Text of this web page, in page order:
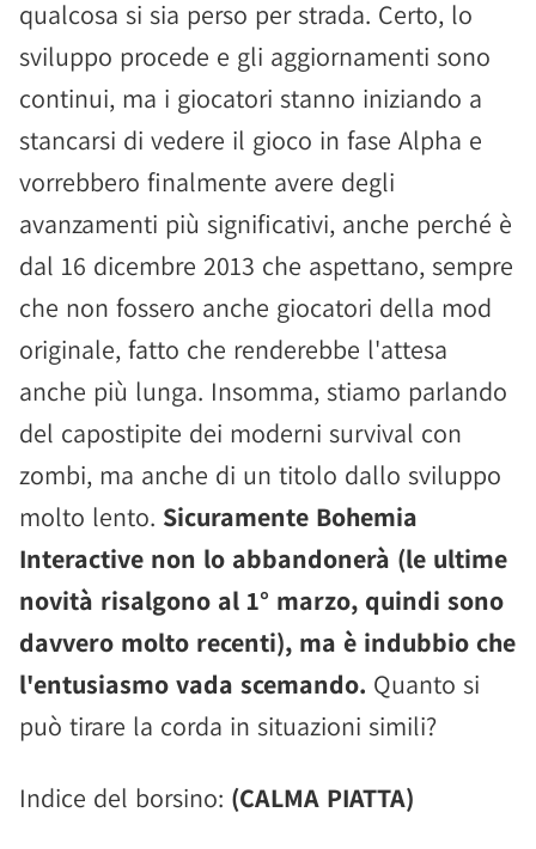
qualcosa si sia perso per strada. Certo, lo
sviluppo procede e gli aggiornamenti sono
continui, ma i giocatori stanno iniziando a
stancarsi di vedere il gioco in fase Alpha e
vorrebbero finalmente avere degli
avanzamenti più significativi, anche perché è
dal 16 dicembre 2013 che aspettano, sempre
che non fossero anche giocatori della mod
originale, fatto che renderebbe l'attesa
anche più lunga. Insomma, stiamo parlando
del capostipite dei moderni survival con
zombi, ma anche di un titolo dallo sviluppo
molto lento. Sicuramente Bohemia
Interactive non lo abbandonerà (le ultime
novità risalgono al 1° marzo, quindi sono
davvero molto recenti), ma è indubbio che
l'entusiasmo vada scemando. Quanto si
può tirare la corda in situazioni simili?
Indice del borsino: (CALMA PIATTA)